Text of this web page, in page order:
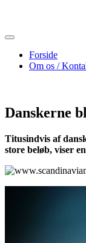
Forside
Om os /
Danskerne
Titusindvis af
store beløb, viser